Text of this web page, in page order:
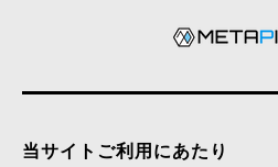
当サイトご利用にあたり